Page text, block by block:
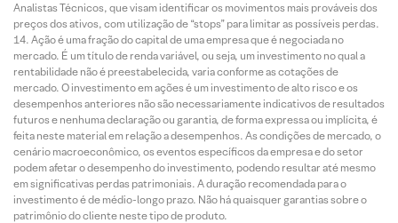
Analistas Técnicos, que visam identificar os movimentos mais prováveis dos
preços dos ativos, com utilização de “stops” para limitar as possíveis perdas.
Ação é uma fração do capital de uma empresa que é negociada no
mercado. É um título de renda variável, ou seja, um investimento no qual a
rentabilidade não é preestabelecida, varia conforme as cotações de
mercado. O investimento em ações é um investimento de alto risco e os
desempenhos anteriores não são necessariamente indicativos de resultados
futuros e nenhuma declaração ou garantia, de forma expressa ou implícita, é
feita neste material em relação a desempenhos. As condições de mercado, o
cenário macroeconômico, os eventos específicos da empresa e do setor
podem afetar o desempenho do investimento, podendo resultar até mesmo
em significativas perdas patrimoniais. A duração recomendada para o
investimento é de médio-longo prazo. Não há quaisquer garantias sobre o
patrimônio do cliente neste tipo de produto.